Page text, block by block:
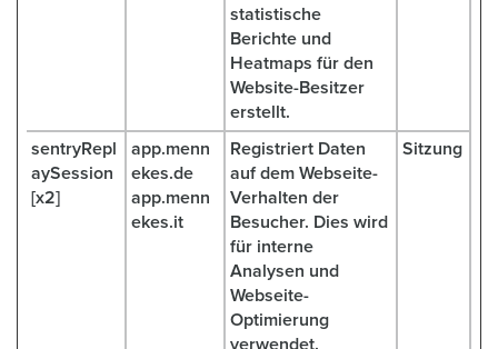
statistische
Berichte und
Heatmaps für den
Website-Besitzer
erstellt.
sentryRepl
aySession
[x2]
app.menn
ekes.de
app.menn
ekes.it
Registriert Daten
auf dem Webseite-
Verhalten der
Besucher. Dies wird
für interne
Analysen und
Webseite-
Optimierung
verwendet.
Sitzung